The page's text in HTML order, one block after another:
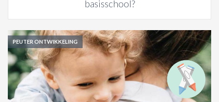
basisschool?
PEUTER ONTWIKKELING